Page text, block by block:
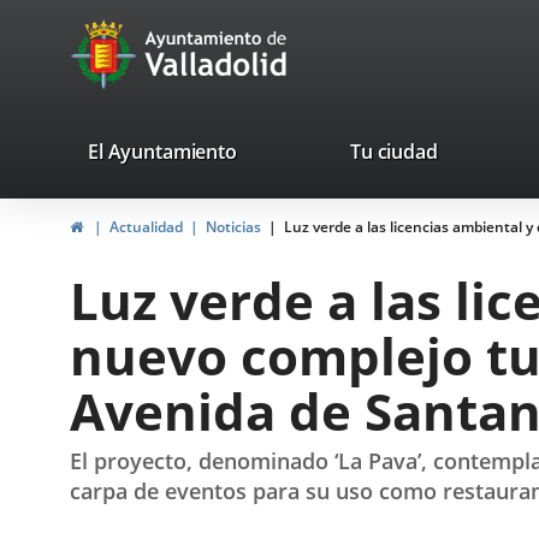
Portal
Web
Ayuntamiento
de
valladolid.es
El Ayuntamiento Tu ciudad
HomeActualidad Noticias Luz verde a las licencias ambiental
Luz verde a las
nuevo complejo
Avenida de
El proyecto, denominado ‘La Pava’,
carpa de eventos para su uso como